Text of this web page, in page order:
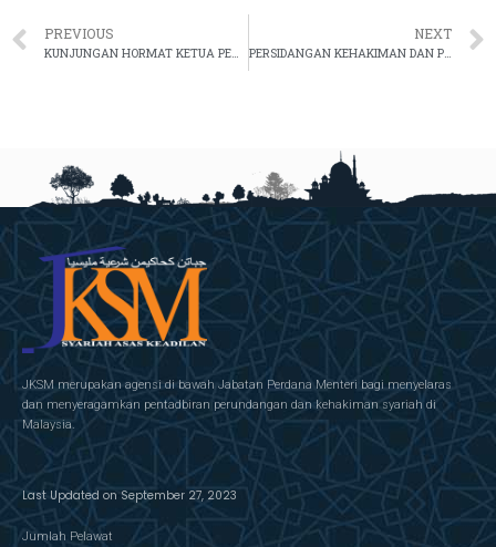
PREVIOUS
KUNJUNGAN HORMAT KETUA PENGARAH/KETUA HAKIM SYARIE JKSM KE ATAS KETUA PENGARAH PENDAFTARAN NEGARA
NEXT
PERSIDANGAN KEHAKIMAN DAN PERUNDANGAN SYARIAH NUSANTARA (PKPSN) 2023
JKSM merupakan agensi di bawah Jabatan Perdana Menteri bagi menyelaras
dan menyeragamkan pentadbiran perundangan dan kehakiman syariah di
Malaysia.
Last Updated on September 27, 2023
Jumlah Pelawat